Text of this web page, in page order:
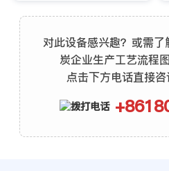
对此设备感兴趣？或需
炭企业生产工艺流程
点击下方电话直接咨